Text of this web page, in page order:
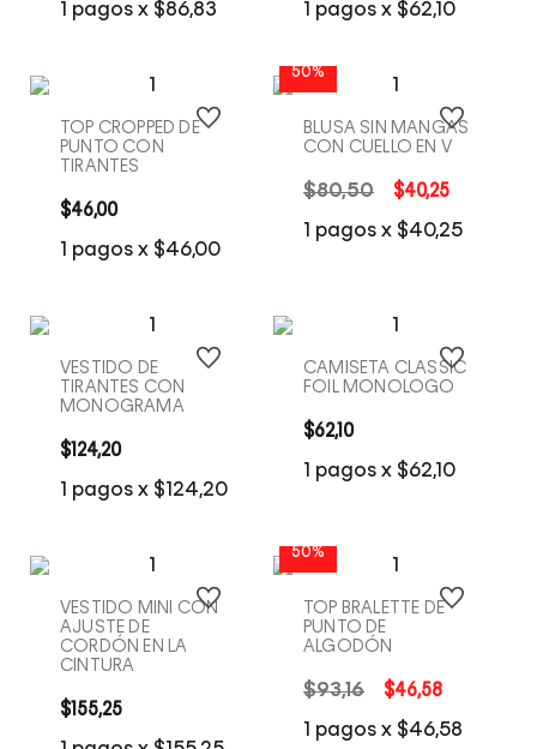
pagos x $86,83 pagos x $62,10
COMPRA RÁPIDA
TOP CROPPED DE
PUNTO CON
TIRANTES
$46,00
pagos x $46,00
50%
COMPRA RÁPIDA
BLUSA SIN MANGAS
CON CUELLO EN V
$80,50 $40,25
pagos x $40,25
COMPRA RÁPIDA
VESTIDO DE
TIRANTES CON
MONOGRAMA
$124,20
pagos x $ 124,20
COMPRA RÁPIDA
CAMISETA CLASSIC
FOIL MONOLOGO
$62,10
pagos x $62,10
COMPRA RÁPIDA
VESTIDO MINI CON
AJUSTE DE
CORDÓN EN LA
CINTURA
$155,25
50%
TOP BRALETTE DE
PUNTO DE
ALGODÓN
$93,16 $46,58
pagos x $46,58